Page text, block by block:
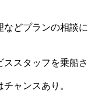
どプランの相談
スタッフを乗船さ
ャンスあり。